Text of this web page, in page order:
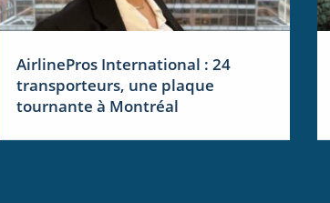
AirlinePros International : 24
transporteurs, une plaque
tournante à Montréal